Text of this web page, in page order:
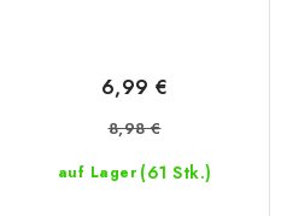
auf Lager (61 Stk.)
6,99 €
8,98 €